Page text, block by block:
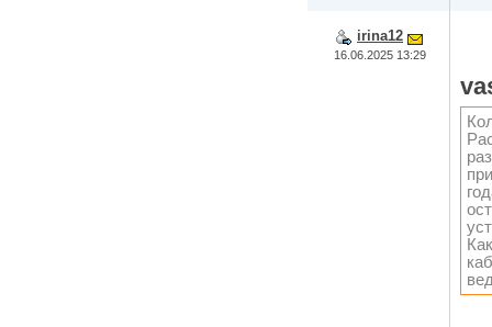
irina12
16.06.2025 13:29